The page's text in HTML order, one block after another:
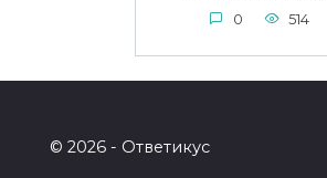
0 514
© 2026 - Ответикус